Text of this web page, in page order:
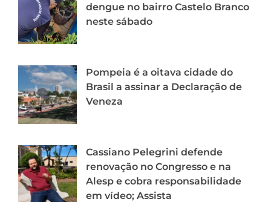
dengue no bairro Castelo Branco
neste sábado
Pompeia é a oitava cidade do
Brasil a assinar a Declaração de
Veneza
Cassiano Pelegrini defende
renovação no Congresso e na
Alesp e cobra responsabilidade
em vídeo; Assista